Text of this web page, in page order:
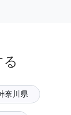
奈川県